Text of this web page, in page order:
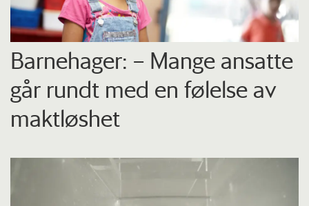
Barnehager: – Mange ansatte
går rundt med en følelse av
maktløshet